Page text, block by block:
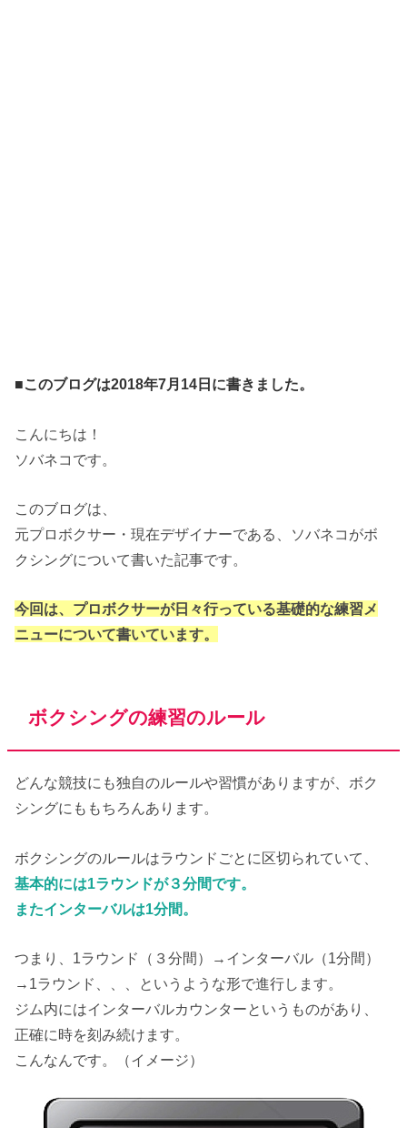
■このブログは2018年7月14日に書きました。
こんにちは！
ソバネコです。
このブログは、
元プロボクサー・現在デザイナーである、ソバネコがボ
クシングについて書いた記事です。
今回は、プロボクサーが日々行っている基礎的な練習メ
ニューについて書いています。
ボクシングの練習のルール
どんな競技にも独自のルールや習慣がありますが、ボク
シングにももちろんあります。
ボクシングのルールはラウンドごとに区切られていて、
基本的には1ラウンドが３分間です。
またインターバルは1分間。
つまり、1ラウンド（３分間）→インターバル（1分間）
→1ラウンド、、、というような形で進行します。
ジム内にはインターバルカウンターというものがあり、
正確に時を刻み続けます。
こんなんです。（イメージ）